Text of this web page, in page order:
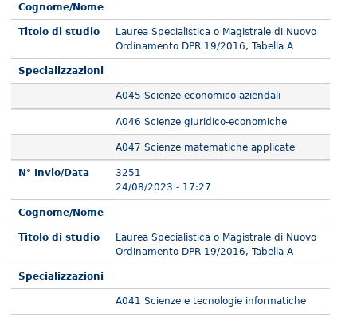
Cognome/Nome
Titolo di studio
Laurea Specialistica o Magistrale di Nuovo
Ordinamento DPR 19/2016, Tabella A
Specializzazioni
A045 Scienze economico-aziendali
A046 Scienze giuridico-economiche
A047 Scienze matematiche applicate
N° Invio/Data
3251
24/08/2023 - 17:27
Cognome/Nome
Titolo di studio
Laurea Specialistica o Magistrale di Nuovo
Ordinamento DPR 19/2016, Tabella A
Specializzazioni
A041 Scienze e tecnologie informatiche